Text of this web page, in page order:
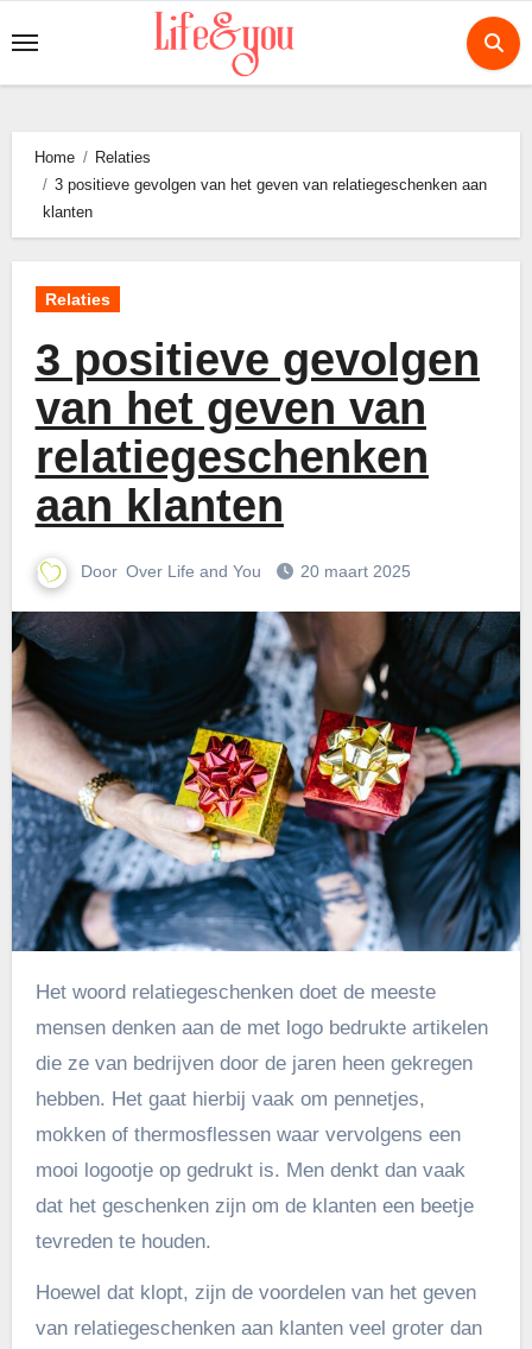
naar
de
Home
Relaties
3 positieve gevolgen van het geven van relatiegeschenken aan
klanten
Relaties
3 positieve gevolgen
van het geven van
relatiegeschenken
aan klanten
Door Over Life and You 20 maart 2025
Het woord relatiegeschenken doet de meeste
mensen denken aan de met logo bedrukte artikelen
die ze van bedrijven door de jaren heen gekregen
hebben. Het gaat hierbij vaak om pennetjes,
mokken of thermosflessen waar vervolgens een
mooi logootje op gedrukt is. Men denkt dan vaak
dat het geschenken zijn om de klanten een beetje
tevreden te houden.
Hoewel dat klopt, zijn de voordelen van het geven
van relatiegeschenken aan klanten veel groter dan